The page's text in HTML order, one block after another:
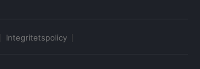
Integritetspolicy